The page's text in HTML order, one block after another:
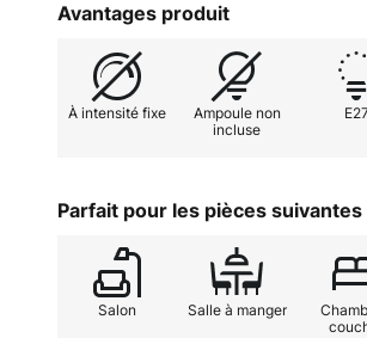
lampadaire. La
manière très
Avantages produit
À intensité fixe
Ampoule non
incluse
Parfait pour les pièces suivantes
Salon Salle à manger